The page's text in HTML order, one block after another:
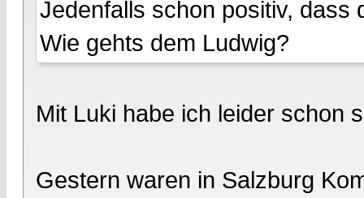
Jedenfalls schon positiv, dass
Wie gehts dem Ludwig?
Mit Luki habe ich leider schon
Gestern waren in Salzburg